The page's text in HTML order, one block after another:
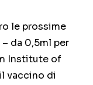
le prossime
– da 0,5ml per
Institute of
vaccino di